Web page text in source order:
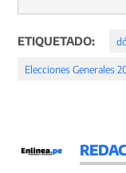
ETIQUETADO:
Elecciones Generales